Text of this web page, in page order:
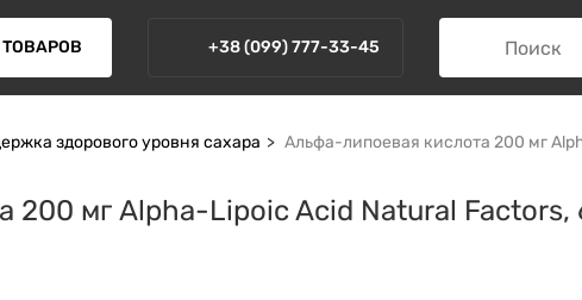
+38 (099) 777-33-45
здорового уровня сахара Альфа-липоевая кислота 200 мг
200 мг Alpha-Lipoic Acid Natural Factors,